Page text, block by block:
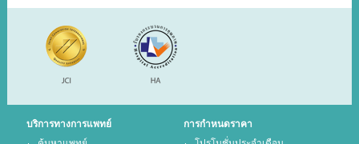
บริการทางการแพทย์
การกำหนดราคา